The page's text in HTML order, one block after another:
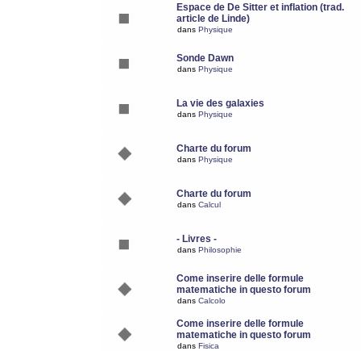
Espace de De Sitter et inflation (trad.
article de Linde)
dans Physique
Sonde Dawn
dans Physique
La vie des galaxies
dans Physique
Charte du forum
dans Physique
Charte du forum
dans Calcul
- Livres -
dans Philosophie
Come inserire delle formule
matematiche in questo forum
dans Calcolo
Come inserire delle formule
matematiche in questo forum
dans Fisica